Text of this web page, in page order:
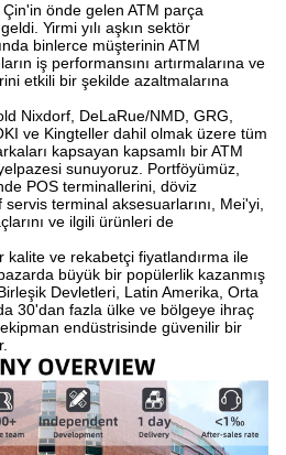
Çin'in önde gelen ATM parça
Yirmi yılı aşkın sektör
binlerce müşterinin ATM
iş performansını artırmalarına ve
etkili bir şekilde azaltmalarına
Nixdorf, DeLaRue/NMD, GRG,
ve Kingteller dahil olmak üzere tüm
kapsayan kapsamlı bir ATM
sunuyoruz. Portföyümüz,
POS terminallerini, döviz
terminal aksesuarlarını, Mei'yi,
ve ilgili ürünleri de
ve rekabetçi fiyatlandırma ile
büyük bir popülerlik kazanmış
Devletleri, Latin Amerika, Orta
30'dan fazla ülke ve bölgeye ihraç
endüstrisinde güvenilir bir